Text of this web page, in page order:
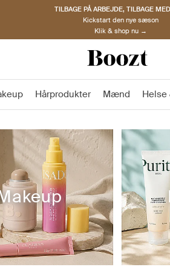
TILBAGE PÅ ARBEJDE, TILBAGE
Kickstart den nye sæson
Klik & shop nu →
Hårprodukter Mænd